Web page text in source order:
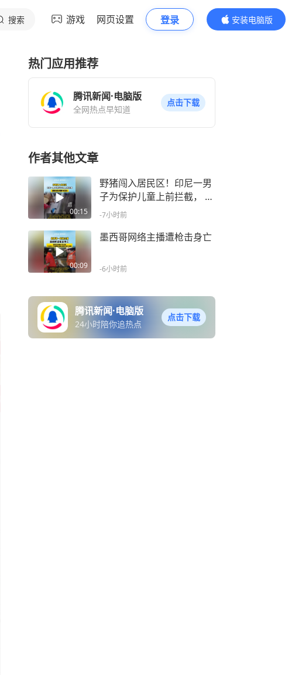
搜索 游戏 网页设置 登录
安装电脑版
内容更精彩
热门应用推荐
腾讯新闻·电脑版
全网热点早知道
点击下载
作者其他文章
00:15
野猪闯入居民区！印尼一男
子为保护儿童上前拦截， 遭
野猪扑倒撕咬受伤
-7小时前
00:09
墨西哥网络主播遭枪击身亡
-6小时前
腾讯新闻·电脑版
24小时陪你追热点
点击下载